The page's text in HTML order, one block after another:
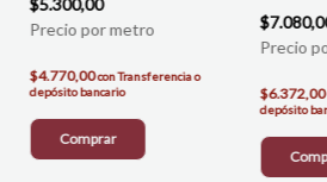
$5.300,00
$4.770,00conTransferencia o
depósito bancario
Comprar
$6.372,00
depósito